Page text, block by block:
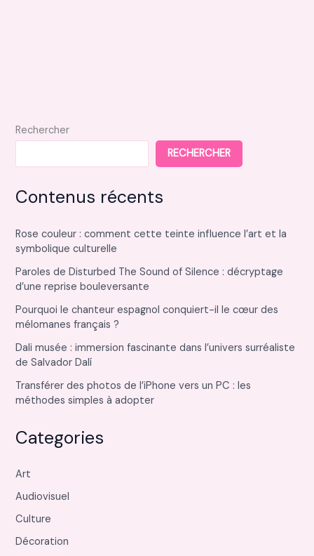
Rechercher
RECHERCHER
Contenus récents
Rose couleur : comment cette teinte influence l’art et la
symbolique culturelle
Paroles de Disturbed The Sound of Silence : décryptage
d’une reprise bouleversante
Pourquoi le chanteur espagnol conquiert-il le cœur des
mélomanes français ?
Dali musée : immersion fascinante dans l’univers surréaliste
de Salvador Dalí
Transférer des photos de l’iPhone vers un PC : les
méthodes simples à adopter
Categories
Art
Audiovisuel
Culture
Décoration